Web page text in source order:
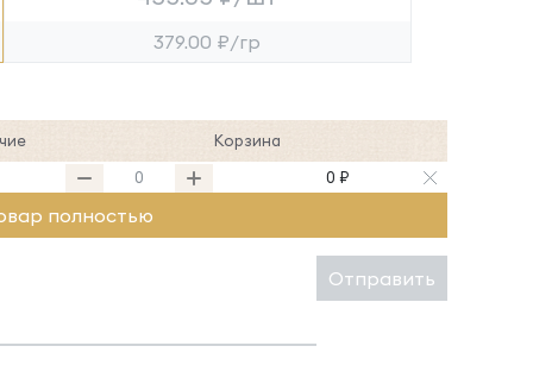
379.00 ₽/гр
Корзина
0 ₽
полностью
Отправить